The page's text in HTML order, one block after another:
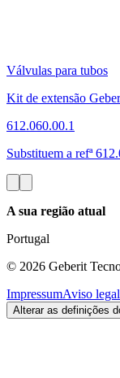
Válvulas para tubos
Kit de extensão
612.060.00.1
Substituem a refª
A sua região atual
Portugal
© 2026 Geberit
ImpressumAviso legal
Alterar as definições